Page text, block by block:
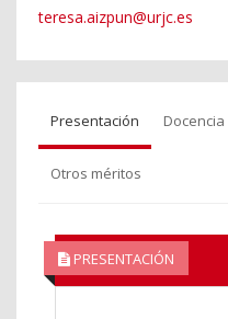
teresa.aizpun@urjc.es
Presentación Docencia
Otros méritos
PRESENTACIÓN